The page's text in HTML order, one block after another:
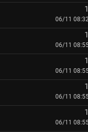
06/11
06/11
06/11
06/11
06/11